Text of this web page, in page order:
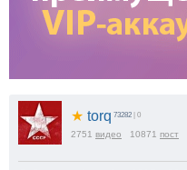
★ torq 73282 | 0
2751 видео 10871 пост